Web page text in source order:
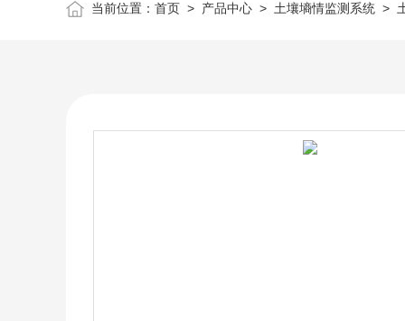
当前位置： 首页> 产品中心> 土壤墒情监测系统>